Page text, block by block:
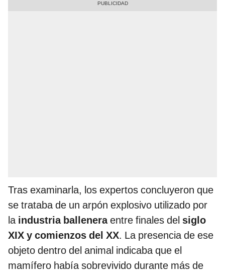
Tras examinarla, los expertos concluyeron que
se trataba de un arpón explosivo utilizado por
la industria balleneraentre finales del siglo
XIX y comienzos del XX. La presencia de ese
objeto dentro del animal indicaba que el
mamífero había sobrevivido durante más de